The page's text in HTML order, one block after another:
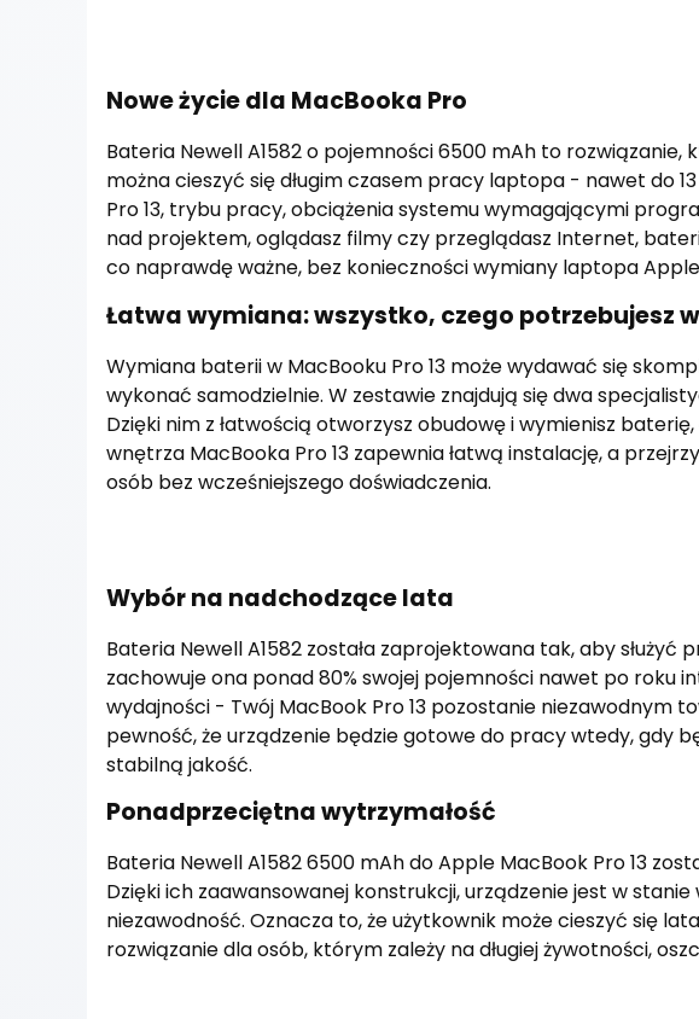
Nowe życie dla MacBooka Pro
Bateria Newell A1582 o pojemności 6500 mAh to
można cieszyć się długim czasem pracy laptopa - nawet do
Pro 13, trybu pracy, obciążenia systemu wymagającymi
nad projektem, oglądasz filmy czy przeglądasz Internet,
co naprawdę ważne, bez konieczności wymiany laptopa
Łatwa wymiana: wszystko, czego potrzebujesz
Wymiana baterii w MacBooku Pro 13 może wydawać się
wykonać samodzielnie. W zestawie znajdują się dwa
Dzięki nim z łatwością otworzysz obudowę i wymienisz
wnętrza MacBooka Pro 13 zapewnia łatwą instalację, a
osób bez wcześniejszego doświadczenia.
Wybór na nadchodzące lata
Bateria Newell A1582 została zaprojektowana tak, aby służyć
zachowuje ona ponad 80% swojej pojemności nawet po roku
wydajności - Twój MacBook Pro 13 pozostanie niezawodnym
pewność, że urządzenie będzie gotowe do pracy wtedy, gdy
stabilną jakość.
Ponadprzeciętna wytrzymałość
Bateria Newell A1582 6500 mAh do Apple MacBook Pro 13
Dzięki ich zaawansowanej konstrukcji, urządzenie jest w
niezawodność. Oznacza to, że użytkownik może cieszyć się
rozwiązanie dla osób, którym zależy na długiej żywotności,